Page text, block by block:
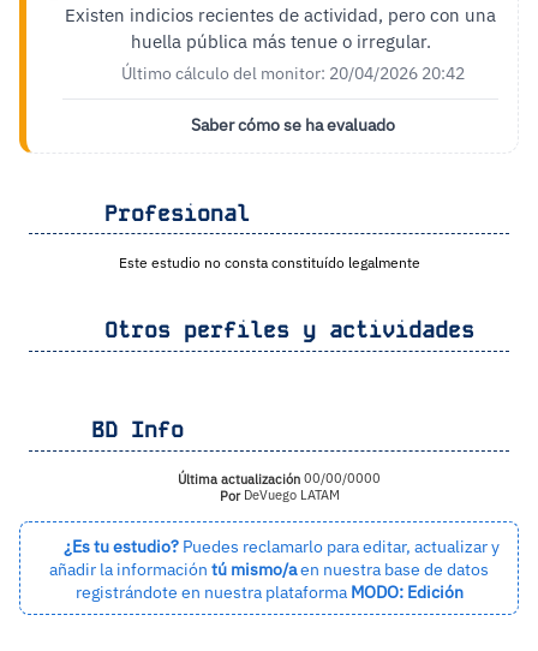
Existen indicios recientes de actividad, pero con una
huella pública más tenue o irregular.
Último cálculo del monitor: 20/04/2026 20:42
Saber cómo se ha evaluado
Profesional
Este estudio no consta constituído legalmente
Otros perfiles y actividades
BD Info
Última actualización 00/00/0000
PorDeVuego LATAM
¿Es tu estudio? Puedes reclamarlo para editar, actualizar y
añadir la información tú mismo/aen nuestra base de datos
registrándote en nuestra plataforma MODO: Edición